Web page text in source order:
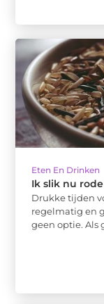
Eten En Drinken
Ik slik nu
Drukke tijden
regelmatig en
geen optie. Als